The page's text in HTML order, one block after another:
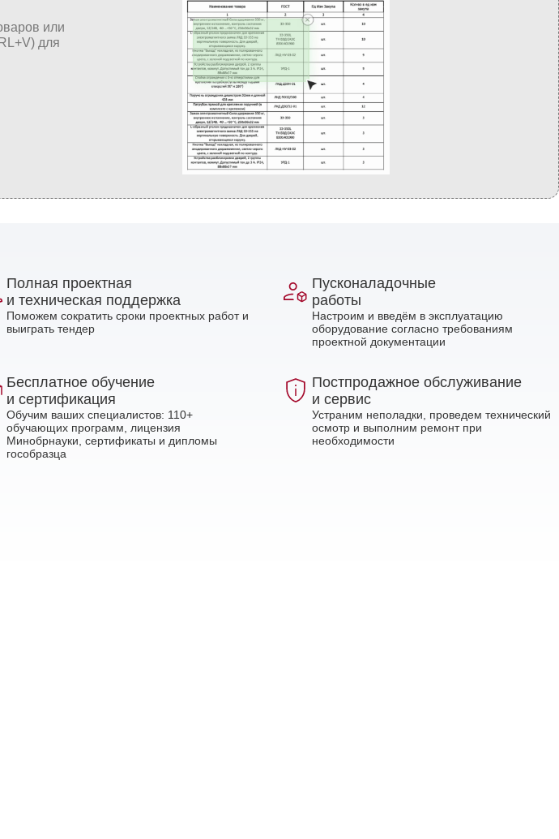
Полная проектная
и техническая поддержка
Поможем сократить сроки проектных работ и
выиграть тендер
Пусконаладочные
работы
Настроим и введём в эксплуатацию
оборудование согласно требованиям
проектной документации
Бесплатное обучение
и сертификация
Обучим ваших специалистов: 110+
обучающих программ, лицензия
Минобрнауки, сертификаты и дипломы
гособразца
Постпродажное обслуживание
и сервис
Устраним неполадки, проведем технический
осмотр и выполним ремонт при
необходимости